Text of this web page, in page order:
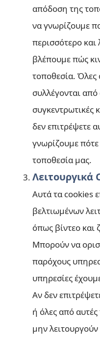
απόδοση της
να γνωρίζουμε
περισσότερο και
βλέπουμε πώς
τοποθεσία. Όλες
συλλέγονται
συγκεντρωτικές
δεν επιτρέψετε
γνωρίζουμε πότε
τοποθεσία μας.
Λειτουργικά
Αυτά τα cookies
βελτιωμένων
όπως βίντεο και
Μπορούν να
παρόχους
υπηρεσίες
Αν δεν
ή όλες από αυτές
μην